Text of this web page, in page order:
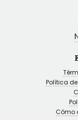
Política
Cómo